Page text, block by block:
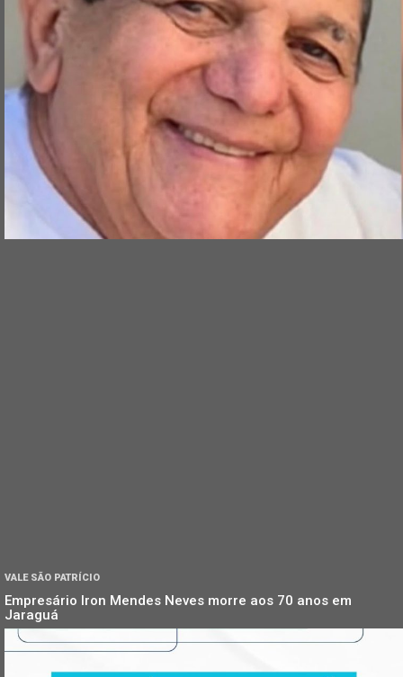
VALE SÃO PATRÍCIO
Empresário Iron Mendes Neves morre aos 70 anos em
Jaraguá